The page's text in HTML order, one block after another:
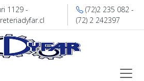
1129 -
(72)2 235 082 -
(72) 2 242397